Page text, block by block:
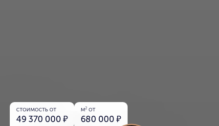
стоимость от
49 370 000₽
м2 от
680 000₽